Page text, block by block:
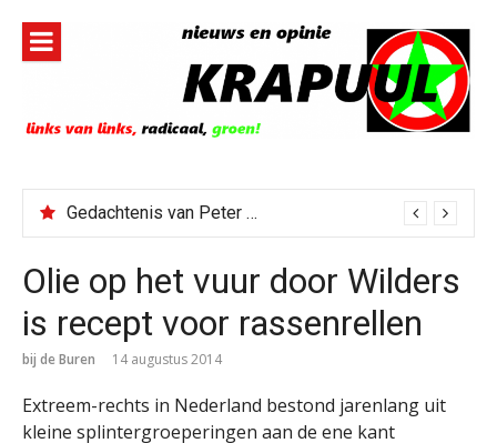
inhoud
Gedachtenis van Peter Faber
Olie op het vuur door Wilders
is recept voor rassenrellen
bij de Buren 14 augustus 2014
Extreem-rechts in Nederland bestond jarenlang uit
kleine splintergroeperingen aan de ene kant